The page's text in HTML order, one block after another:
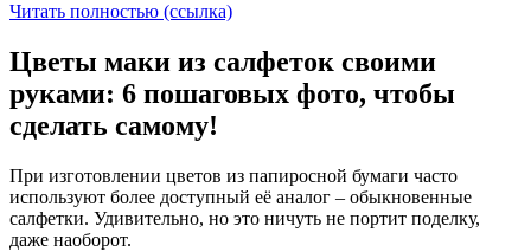
Читать полностью (ссылка)
Цветы маки из салфеток своими
руками: 6 пошаговых фото, чтобы
сделать самому!
При изготовлении цветов из папиросной бумаги часто
используют более доступный её аналог – обыкновенные
салфетки. Удивительно, но это ничуть не портит поделку,
даже наоборот.